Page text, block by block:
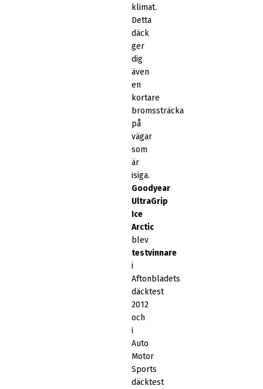
klimat.
Detta
däck
ger
dig
även
en
kortare
bromssträcka
på
vägar
som
är
isiga.
Goodyear
UltraGrip
Ice
Arctic
blev
testvinnare
i
Aftonbladets
däcktest
2012
och
i
Auto
Motor
Sports
däcktest